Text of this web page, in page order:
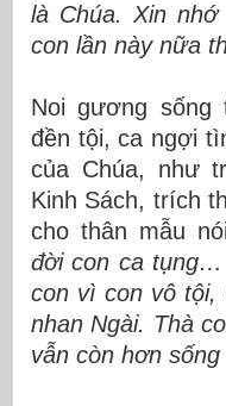
là Chúa. Xin
con lần này nữa
Noi gương sống
đền tội, ca ngợi
của Chúa, như
Kinh Sách, trích
cho thân mẫu
đời con ca tụng…
con vì con vô tội,
nhan Ngài. Thà
vẫn còn hơn